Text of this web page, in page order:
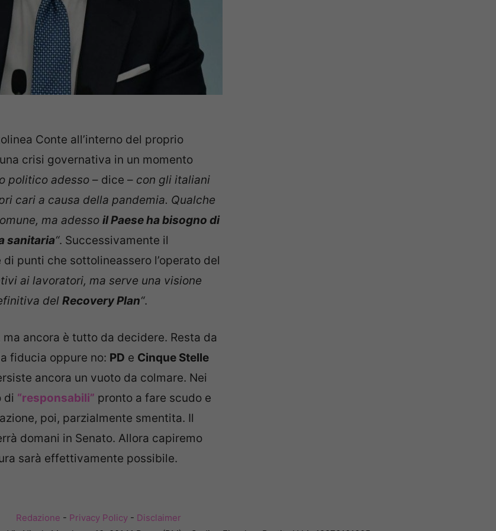
Conte all’interno del proprio
crisi governativa in un momento
politico adesso – dice – con gli italiani
cari a causa della pandemia. Qualche
ma adesso il Paese ha bisogno di
sanitaria“. Successivamente il
punti che sottolineassero l’operato del
ai lavoratori, ma serve una visione
del Recovery Plan“.
ma ancora è tutto da decidere. Resta da
fiducia oppure no: PD e Cinque Stelle
ancora un vuoto da colmare. Nei
di “responsabili” pronto a fare scudo e
poi, parzialmente smentita. Il
domani in Senato. Allora capiremo
sarà effettivamente possibile.
Redazione - Privacy Policy- Disclaimer